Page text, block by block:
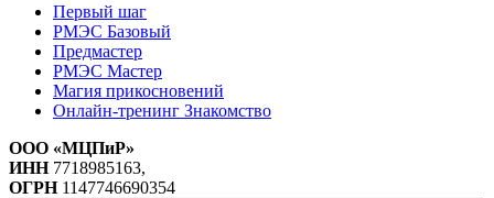
Первый шаг
РМЭС Базовый
Предмастер
РМЭС Мастер
Магия прикосновений
Онлайн-тренинг Знакомство
ООО «МЦПиР»
ИНН7718985163,
ОГРН1147746690354